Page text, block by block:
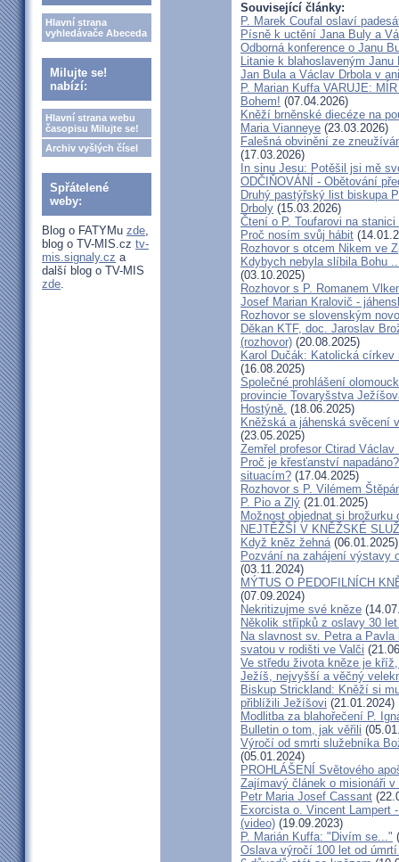
Hlavní strana
vyhledávače Abeceda
Milujte se!
nabízí:
Hlavní strana webu
časopisu Milujte se!
Archiv vyšlých čísel
Spřátelené
weby:
Blog o FATYMu zde,
blog o TV-MIS.cz tv-
mis.signaly.cz a
další blog o TV-MIS
zde.
Související články:
P. Marek Coufal oslaví
Písně k uctění Jana Buly a
Odborná konference o Janu
Litanie k blahoslaveným
Jan Bula a Václav Drbola v
P. Marian Kuffa VARUJE:
Bohem! (07.04.2026)
Kněží brněnské diecéze na
Maria Vianneye (23.03.2026)
Falešná obvinění ze
(17.03.2026)
In sinu Jesu: Potěšil jsi mě
ODČIŇOVÁNÍ - Obětování
Druhý pastýřský list biskupa
Drboly (15.03.2026)
Čtení o P. Toufarovi na stanici
Proč nosím svůj hábit
Rozhovor s otcem Nikem ve
Kdybych nebyla slíbila Bohu
(03.10.2025)
Rozhovor s P. Romanem
Josef Marian Kralovič -
Rozhovor se slovenským
Děkan KTF, doc. Jaroslav
(rozhovor) (20.08.2025)
Karol Dučák: Katolická
(16.08.2025)
Společné prohlášení
provincie Tovaryšstva
Hostýně. (18.06.2025)
Kněžská a jáhenská svěcení
(23.05.2025)
Zemřel profesor Ctirad
Proč je křesťanství
situacím? (17.04.2025)
Rozhovor s P. Vilémem
P. Pio a Zlý (21.01.2025)
Možnost objednat si
NEJTĚŽŠÍ V KNĚŽSKÉ
Když kněz žehná(06.01.2025)
Pozvání na zahájení výstavy
(03.11.2024)
MÝTUS O PEDOFILNÍCH
(07.09.2024)
Nekritizujme své kněze
Několik střípků z oslavy 30
Na slavnost sv. Petra a
svatou v rodišti ve Valči
Ve středu života kněze je
Ježíš, nejvyšší a věčný
Biskup Strickland: Kněží si
přiblížili Ježíšovi (21.01.2024)
Modlitba za blahořečení P.
Bulletin o tom, jak věřili
Výročí od smrti služebníka
(05.01.2024)
PROHLÁŠENÍ Světového
Zajímavý článek o misionáři v
Petr Maria Josef Cassant
Exorcista o. Vincent Lampert
(video) (19.09.2023)
P. Marián Kuffa: "Divím se..."
Oslava výročí 100 let od